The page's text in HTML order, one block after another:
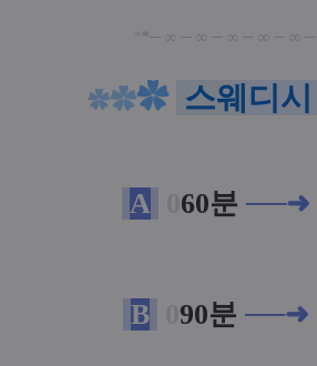
*─ ∞ ─ ∞ ─ ∞ ─ ∞ ─ ∞ ─
✿✿✿ 스웨 디시
A 60분 ──➜
B 90분 ──➜